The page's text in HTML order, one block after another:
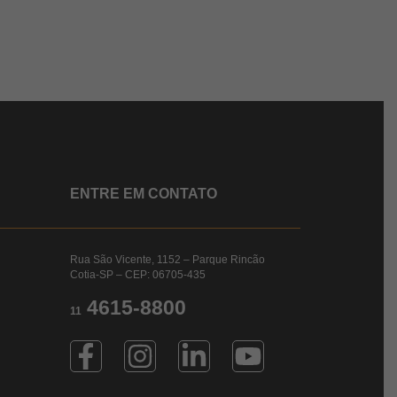
ENTRE EM CONTATO
Rua São Vicente, 1152 – Parque Rincão
Cotia-SP – CEP: 06705-435
11 4615-8800